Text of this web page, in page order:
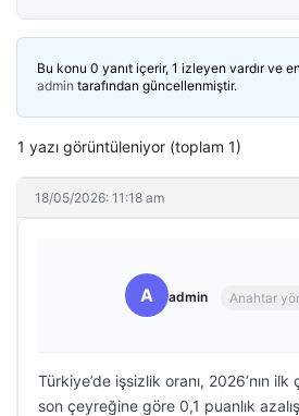
Bu konu 0 yanıt içerir, 1 izleyen vardır ve
admin tarafından güncellenmiştir.
1 yazı görüntüleniyor (toplam 1)
18/05/2026: 11:18 am
A admin Anahtar
Türkiye’de işsizlik oranı, 2026’nın
son çeyreğine göre 0,1 puanlık